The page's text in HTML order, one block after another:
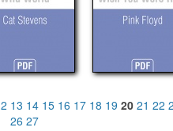
13 14 15 16 17 18 19 20 21 22
26 27